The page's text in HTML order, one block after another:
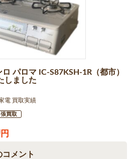
パロマ IC-S87KSH-1R（都市）
しました
電 買取実績
買取
円
メント